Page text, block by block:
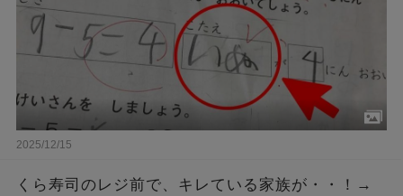
2025/12/15
くら寿司のレジ前で、キレている家族が・・！→